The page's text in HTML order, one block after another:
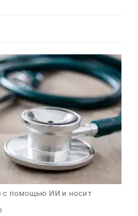
с помощью ИИ и носит